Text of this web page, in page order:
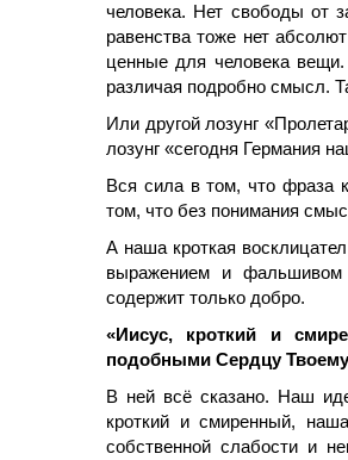
человека. Нет свободы от
равенства тоже нет
ценные для человека
различая подробно смысл.
Или другой лозунг
лозунг «сегодня Германия
Вся сила в том, что фраза
том, что без понимания
А наша кроткая
выражением и фальшивом
содержит только добро.
«Иисус, кроткий и
подобными Сердцу
В ней всё сказано. Наш
кроткий и смиренный,
собственной слабости и